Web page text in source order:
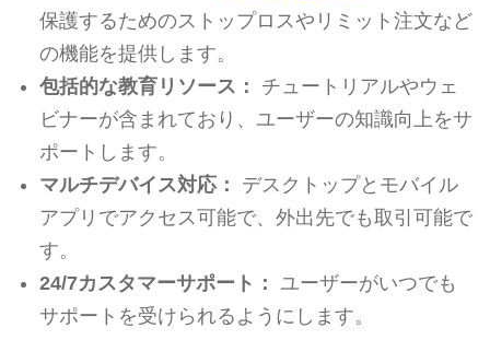
保護するためのストップロスやリミット注文など
の機能を提供します。
包括的な教育リソース：
チュートリアルやウェ
ビナーが含まれており、ユーザーの知識向上をサ
ポートします。
マルチデバイス対応：
デスクトップとモバイル
アプリでアクセス可能で、外出先でも取引可能で
す。
24/7カスタマーサポート：
ユーザーがいつでも
サポートを受けられるようにします。